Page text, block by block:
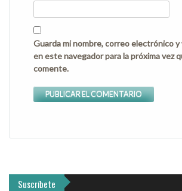
Guarda mi nombre, correo electrónico y
en este navegador para la próxima vez
comente.
Suscríbete